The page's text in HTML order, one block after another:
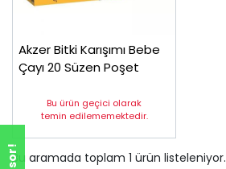
Akzer Bitki Karışımı Bebe
Çayı 20 Süzen Poşet
Bu ürün geçici olarak
temin edilememektedir.
Bu aramada toplam 1 ürün listeleniyor.